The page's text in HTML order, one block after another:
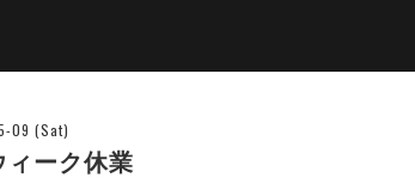
09 (Sat)
ィーク休業